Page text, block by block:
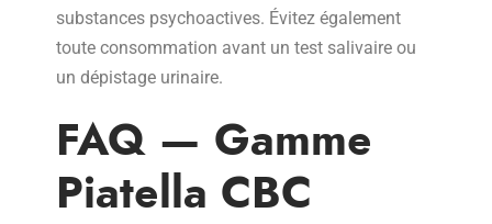
substances psychoactives. Évitez également
toute consommation avant un test salivaire ou
un dépistage urinaire.
FAQ — Gamme
Piatella CBC